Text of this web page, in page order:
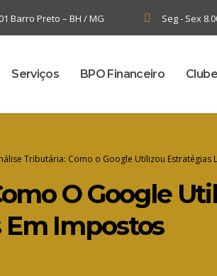
Barro Preto – BH / MG Seg - Sex
Serviços BPO Financeiro
Tributária: Como o Google Utilizou
O Google
Impostos